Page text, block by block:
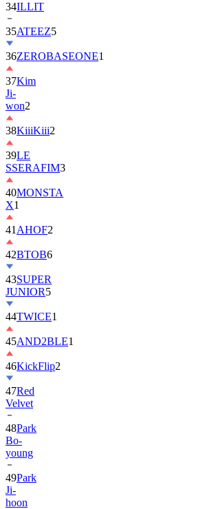
34ILLIT
35ATEEZ5
36ZEROBASEONE1
37Kim
Ji-
won2
38KiiiKiii2
39LE
SSERAFIM3
40MONSTA
X1
41 AHOF2
42BTOB6
43SUPER
JUNIOR5
44TWICE1
45AND2BLE1
46KickFlip2
47Red
Velvet
48Park
Bo-
young
49Park
Ji-
hoon